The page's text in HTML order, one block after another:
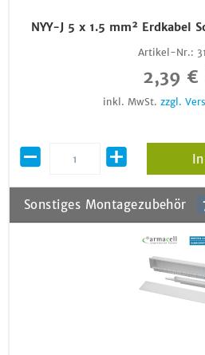
NYY-J 5 x 1.5 mm² Erdkabel
Artikel-Nr.:
2,39 €
inkl. MwSt. zzgl.
Sonstiges Montagezubehör